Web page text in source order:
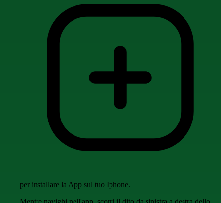
per installare la App sul tuo Iphone.